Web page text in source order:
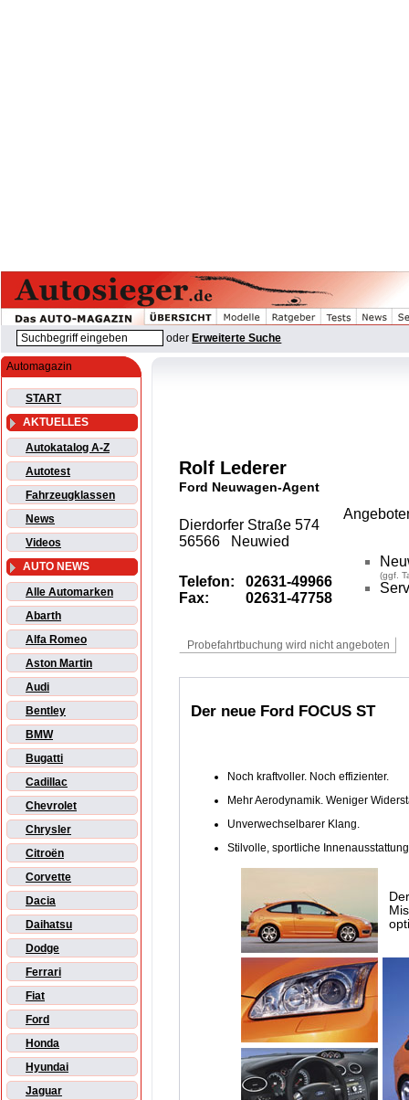
oder Erweiterte Suche
Automagazin
START
AKTUELLES
Autokatalog A-Z
Autotest
Fahrzeugklassen
News
Videos
AUTO NEWS
Alle Automarken
Abarth
Alfa Romeo
Aston Martin
Audi
Bentley
BMW
Bugatti
Cadillac
Chevrolet
Chrysler
Citroën
Corvette
Dacia
Daihatsu
Dodge
Ferrari
Fiat
Ford
Honda
Hyundai
Jaguar
Rolf Lederer
Ford Neuwagen-Agent
Dierdorfer Straße 574
56566 Neuwied
Telefon: 02631-49966
Fax:
02631-47758
(ggf.
Der neue Ford FOCUS ST
Noch kraftvoller. Noch effizienter.
Mehr Aerodynamik. Weniger
Unverwechselbarer Klang.
Stilvolle, sportliche